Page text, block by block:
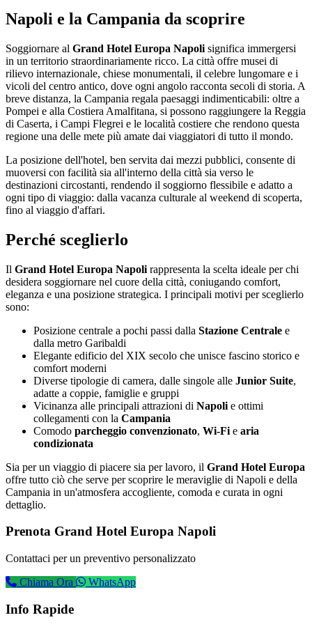
Napoli e la Campania da scoprire
Soggiornare al Grand Hotel Europa Napoli significa immergersi
in un territorio straordinariamente ricco. La città offre musei di
rilievo internazionale, chiese monumentali, il celebre lungomare e i
vicoli del centro antico, dove ogni angolo racconta secoli di storia. A
breve distanza, la Campania regala paesaggi indimenticabili: oltre a
Pompei e alla Costiera Amalfitana, si possono raggiungere la Reggia
di Caserta, i Campi Flegrei e le località costiere che rendono questa
regione una delle mete più amate dai viaggiatori di tutto il mondo.
La posizione dell'hotel, ben servita dai mezzi pubblici, consente di
muoversi con facilità sia all'interno della città sia verso le
destinazioni circostanti, rendendo il soggiorno flessibile e adatto a
ogni tipo di viaggio: dalla vacanza culturale al weekend di scoperta,
fino al viaggio d'affari.
Perché sceglierlo
Il Grand Hotel Europa Napoli rappresenta la scelta ideale per chi
desidera soggiornare nel cuore della città, coniugando comfort,
eleganza e una posizione strategica. I principali motivi per sceglierlo
sono:
Posizione centrale a pochi passi dalla Stazione Centrale e
dalla metro Garibaldi
Elegante edificio del XIX secolo che unisce fascino storico e
comfort moderni
Diverse tipologie di camera, dalle singole alle Junior Suite,
adatte a coppie, famiglie e gruppi
Vicinanza alle principali attrazioni di Napoli e ottimi
collegamenti con la Campania
Comodo parcheggio convenzionato, Wi-Fi e aria
condizionata
Sia per un viaggio di piacere sia per lavoro, il Grand Hotel Europa
offre tutto ciò che serve per scoprire le meraviglie di Napoli e della
Campania in un'atmosfera accogliente, comoda e curata in ogni
dettaglio.
Prenota Grand Hotel Europa Napoli
Contattaci per un preventivo personalizzato
Chiama Ora
WhatsApp
Info Rapide